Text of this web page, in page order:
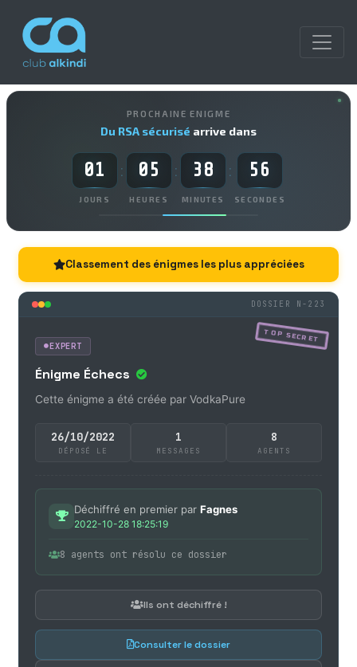
PROCHAINE ENIGME
Du RSA sécurisé arrive dans
01
JOURS
: 05
HEURES
: 38
MINUTES
: 56
SECONDES
Classement des énigmes les plus appréciées
DOSSIER N-223
TOP SECRET
EXPERT
Énigme Échecs
Cette énigme a été créée par VodkaPure
26/10/2022
DÉPOSÉ LE
1
MESSAGES
8
AGENTS
Déchiffré en premier par Fagnes
2022-10-28 18:25:19
8 agents ont résolu ce dossier
Ils ont déchiffré !
Consulter le dossier